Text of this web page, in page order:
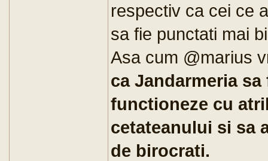
respectiv ca cei ce
sa fie punctati mai
Asa cum @marius
ca Jandarmeria
functioneze cu
cetateanului si sa
de birocrati.